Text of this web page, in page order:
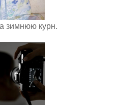
зимнюю курн.